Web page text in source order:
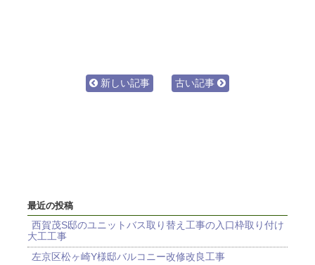
新しい記事 古い記事
最近の投稿
西賀茂S邸のユニットバス取り替え工事の入口枠取り付け
大工工事
左京区松ヶ崎Y様邸バルコニー改修改良工事